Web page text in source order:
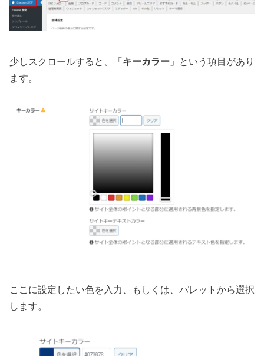
少しスクロールすると、「 キーカラー 」という項目があり
ます。
ここに設定したい色を入力、もしくは、パレットから選択
します。